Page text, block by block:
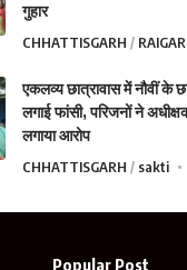
गुहार
CHHATTISGARH
एकलव्य छात्रावास में नौवीं के
लगाई फांसी, परिजनों ने
लगाया आरोप
CHHATTISGARH sakti
Popular Post